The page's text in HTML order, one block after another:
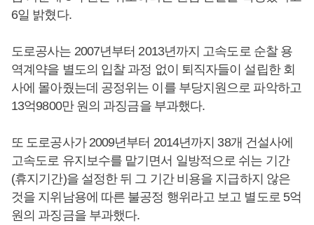
6일 밝혔다.
도로공사는 2007년부터 2013년까지 고속도로 순찰 용
역계약을 별도의 입찰 과정 없이 퇴직자들이 설립한 회
사에 몰아줬는데 공정위는 이를 부당지원으로 파악하고
13억9800만 원의 과징금을 부과했다.
또 도로공사가 2009년부터 2014년까지 38개 건설사에
고속도로 유지보수를 맡기면서 일방적으로 쉬는 기간
(휴지기간)을 설정한 뒤 그 기간 비용을 지급하지 않은
것을 지위남용에 따른 불공정 행위라고 보고 별도로 5억
원의 과징금을 부과했다.